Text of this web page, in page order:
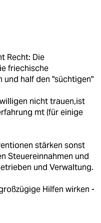
Recht: Die
friechische
half den "süchtigen"
nicht trauen,ist
mt (für einige
stärken sonst
Steuereinnahmen und
und Verwaltung.
Hilfen wirken -